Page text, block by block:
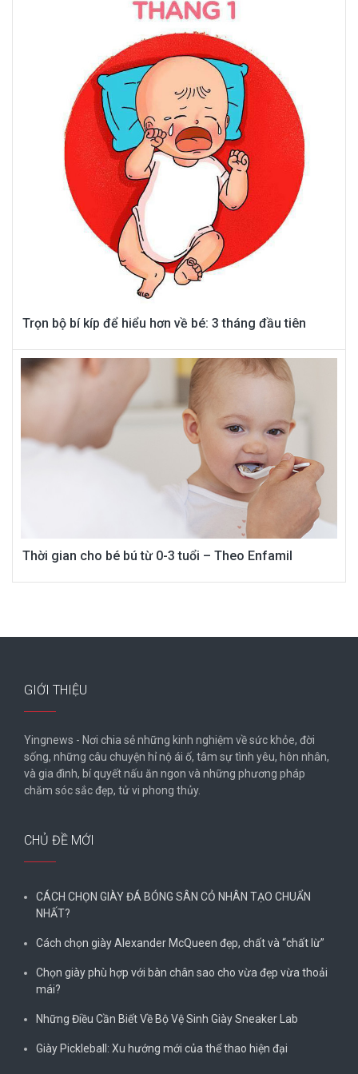
Trọn bộ bí kíp để hiểu hơn về bé: 3 tháng đầu tiên
Thời gian cho bé bú từ 0-3 tuổi – Theo Enfamil
GIỚI THIỆU
Yingnews - Nơi chia sẻ những kinh nghiệm về sức khỏe, đời
sống, những câu chuyện hỉ nộ ái ố, tâm sự tình yêu, hôn nhân,
và gia đình, bí quyết nấu ăn ngon và những phương pháp
chăm sóc sắc đẹp, tử vi phong thủy.
CHỦ ĐỀ MỚI
CÁCH CHỌN GIÀY ĐÁ BÓNG SÂN CỎ NHÂN TẠO CHUẨN
NHẤT?
Cách chọn giày Alexander McQueen đẹp, chất và “chất lừ”
Chọn giày phù hợp với bàn chân sao cho vừa đẹp vừa thoải
mái?
Những Điều Cần Biết Về Bộ Vệ Sinh Giày Sneaker Lab
Giày Pickleball: Xu hướng mới của thể thao hiện đại